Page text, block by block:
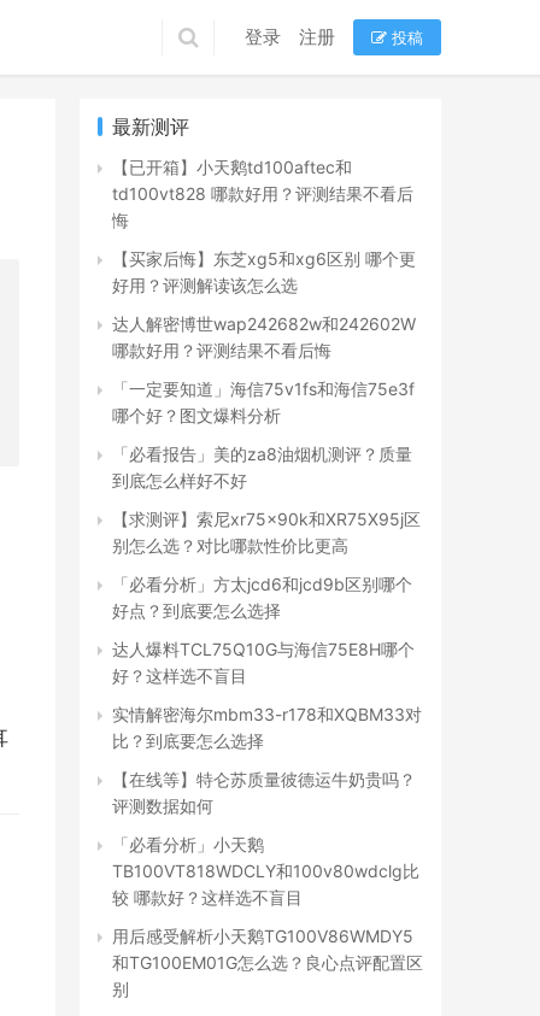
登录 注册 投稿
最新测评
【已开箱】小天鹅td100aftec和
td100vt828 哪款好用？评测结果不看后
悔
【买家后悔】东芝xg5和xg6区别 哪个更
好用？评测解读该怎么选
达人解密博世wap242682w和242602W
哪款好用？评测结果不看后悔
「一定要知道」海信75v1fs和海信75e3f
哪个好？图文爆料分析
「必看报告」美的za8油烟机测评？质量
到底怎么样好不好
【求测评】索尼xr75x90k和XR75X95j区
别怎么选？对比哪款性价比更高
「必看分析」方太jcd6和jcd9b区别哪个
好点？到底要怎么选择
达人爆料TCL75Q10G与海信75E8H哪个
好？这样选不盲目
实情解密海尔mbm33-r178和XQBM33对
比？到底要怎么选择
【在线等】特仑苏质量彼德运牛奶贵吗？
评测数据如何
「必看分析」小天鹅
TB100VT818WDCLY和100v80wdclg比
较 哪款好？这样选不盲目
用后感受解析小天鹅TG100V86WMDY5
和TG100EM01G怎么选？良心点评配置区
别